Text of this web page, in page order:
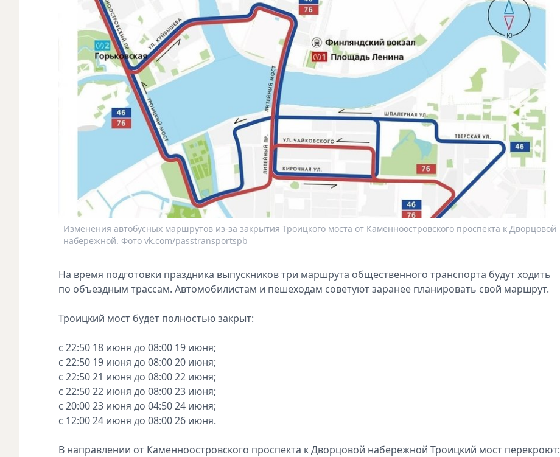
Изменения автобусных маршрутов из-за закрытия Троицкого моста от Каменноостровского проспекта к Дворцовой
набережной. Фото vk.com/passtransportspb
На время подготовки праздника выпускников три маршрута общественного транспорта будут ходить
по объездным трассам. Автомобилистам и пешеходам советуют заранее планировать свой маршрут.
Троицкий мост будет полностью закрыт:
с 22:50 18 июня до 08:00 19 июня;
с 22:50 19 июня до 08:00 20 июня;
с 22:50 21 июня до 08:00 22 июня;
с 22:50 22 июня до 08:00 23 июня;
с 20:00 23 июня до 04:50 24 июня;
с 12:00 24 июня до 08:00 26 июня.
В направлении от Каменноостровского проспекта к Дворцовой набережной Троицкий мост перекроют: